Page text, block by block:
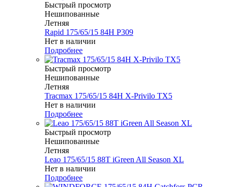
Быстрый просмотр
Нешипованные
Летняя
Rapid 175/65/15 84H P309
Нет в наличии
Подробнее
Быстрый просмотр
Нешипованные
Летняя
Tracmax 175/65/15 84H X-Privilo TX5
Нет в наличии
Подробнее
Быстрый просмотр
Нешипованные
Летняя
Leao 175/65/15 88T iGreen All Season XL
Нет в наличии
Подробнее